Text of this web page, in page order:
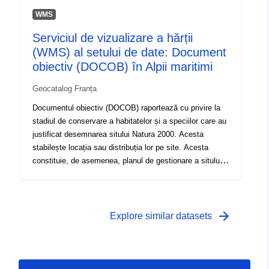
WMS
Serviciul de vizualizare a hărții
(WMS) al setului de date: Document
obiectiv (DOCOB) în Alpii maritimi
Geocatalog Franța
Documentul obiectiv (DOCOB) raportează cu privire la
stadiul de conservare a habitatelor și a speciilor care au
justificat desemnarea sitului Natura 2000. Acesta
stabilește locația sau distribuția lor pe site. Acesta
constituie, de asemenea, planul de gestionare a sitului
2000. Acesta stabilește locația sau distribuția lor pe
Explore similar datasets arrow_forward